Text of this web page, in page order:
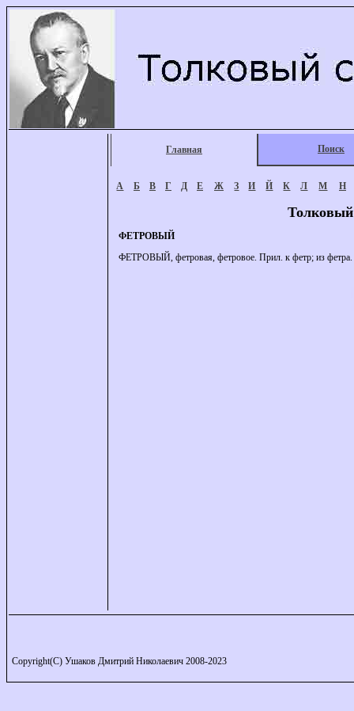
Главная Поиск
А Б В Г Д Е Ж З И Й К Л М Н
ФЕТРОВЫЙ
ФЕТРОВЫЙ, фетровая, фетровое. Прил. к фетр; из
Copyright(C) Ушаков Дмитрий Николаевич 2008-2023